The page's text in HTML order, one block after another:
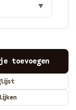
▼
toevoegen